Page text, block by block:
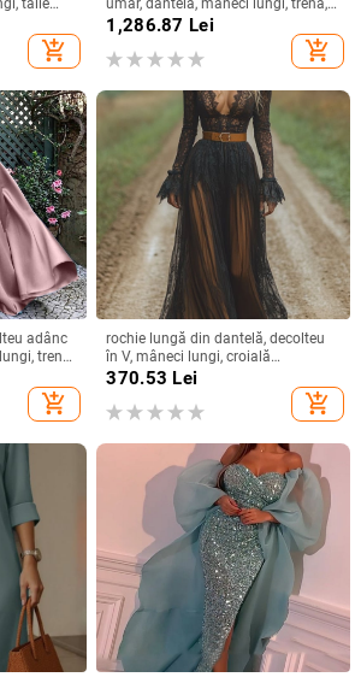
lung
add_shopping_cart
cu voal
1,286.87 Lei
add_shopping_cart
adânc
tren
add_shopping_cart
rochie lungă din dantelă, decolteu
în V, mâneci lungi, croială
neregulată, stil vintage-retro,
370.53 Lei
add_shopping_cart